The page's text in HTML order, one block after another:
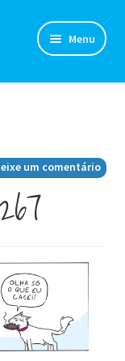
Menu
um comentário